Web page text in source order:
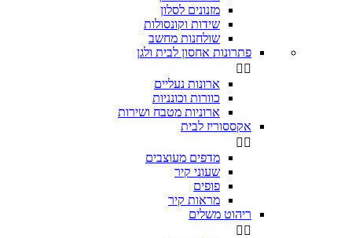
מזנונים לסלון
שידות וקונסולות
שולחנות מחשב
פתרונות אחסון לבית ולגן
 
ארונות נעליים
כוורות וכונניות
ארוניות מטבח ושירות
אקססוריז לבית
 
מדפים מעוצבים
שעוני קיר
פופים
מראות קיר
ריהוט משלים
 